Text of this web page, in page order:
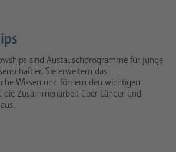
sind Austauschprogramme für junge
Sie erweitern das
Wissen und fördern den wichtigen
die Zusammenarbeit über Länder und